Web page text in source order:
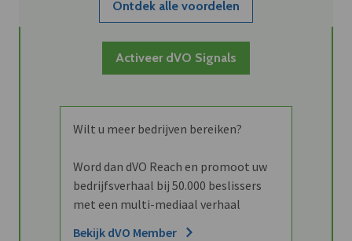
Ontdek alle voordelen
Activeer dVO Signals
Wilt u meer bedrijven bereiken?
Word dan dVO Reach en promoot uw
bedrijfsverhaal bij 50.000 beslissers
met een multi-mediaal verhaal
Bekijk dVO Member